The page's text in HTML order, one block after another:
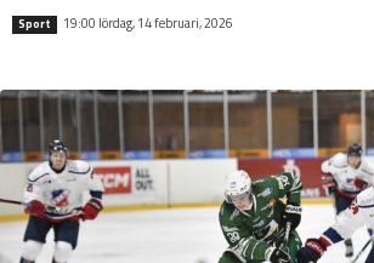
Sport 19:00 lördag, 14 februari, 2026